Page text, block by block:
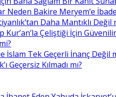
Neden Bakire Meryem’e
Daha Mantıklı Değil
Kur’an’la Çeliştiği İçin
İslam Tek Geçerli İnanç Değil
Geçersiz Kılmadı mı?